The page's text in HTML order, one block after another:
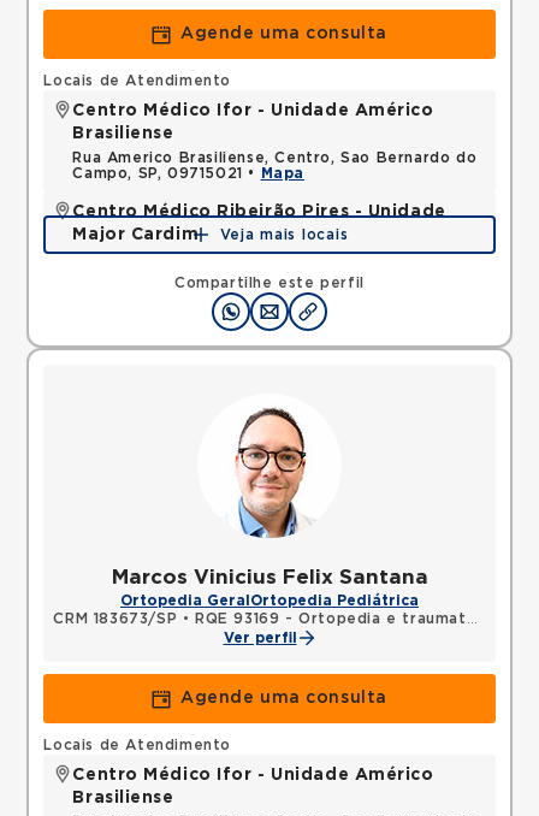
Agende uma consulta
Compartilhe este perfil
Locais de Atendimento
Centro Médico Ifor - Unidade Américo
Brasiliense
Rua Americo Brasiliense, Centro, Sao Bernardo do
Campo, SP, 09715021 •
Mapa
Centro Médico Ribeirão Pires - Unidade
Major Cardim
Rua Major Cardim, Suissa, Ribeirao Pires, SP,
Mapa
Veja mais locais
Marcos Vinicius Felix Santana
Ortopedia Geral Ortopedia Pediátrica
CRM 183673/SP •
RQE 93169 - Ortopedia e traumatologia
Ver perfil
Agende uma consulta
Locais de Atendimento
Centro Médico Ifor - Unidade Américo
Brasiliense